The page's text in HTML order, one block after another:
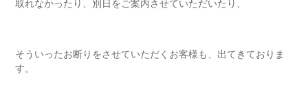
取れなかったり、別日をご案内させていただいたり、
そういったお断りをさせていただくお客様も、出てきておりま
す。